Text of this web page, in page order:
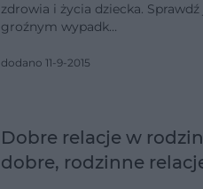
zdrowia i życia dziecka.
groźnym wypadk…
dodano 11-9-2015
Dobre relacje w
dobre, rodzinne